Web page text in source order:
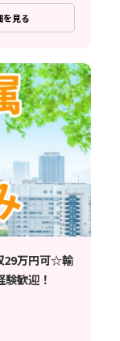
を見る
29万円可☆輸
歓迎！